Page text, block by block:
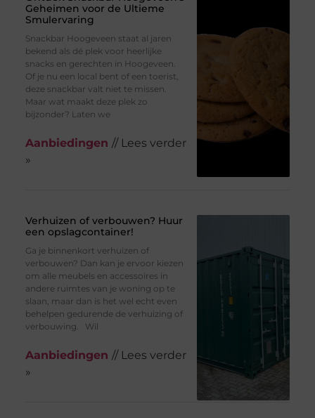
Geheimen voor de Ultieme
Smulervaring
Snackbar Hoogeveen staat al jaren
bekend als dé plek voor heerlijke
snacks en gerechten in Hoogeveen.
Of je nu een local bent of een toerist,
deze snackbar valt niet te missen.
Maar wat maakt deze plek zo
bijzonder? Laten we
Aanbiedingen // Lees verder
»
Verhuizen of verbouwen? Huur
een opslagcontainer!
Ga je binnenkort verhuizen of
verbouwen? Dan kan je ervoor kiezen
om alle meubels en accessoires in
andere ruimtes van je woning op te
slaan, maar dan is het wel echt even
behelpen gedurende de verhuizing of
verbouwing. Wil
Aanbiedingen // Lees verder
»